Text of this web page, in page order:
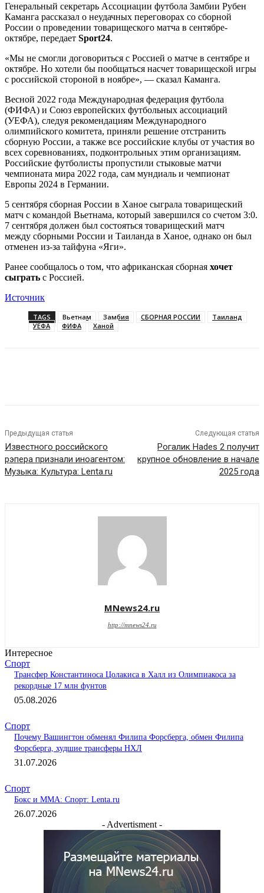
Генеральный секретарь Ассоциации футбола Замбии Рубен
Каманга рассказал о неудачных переговорах со сборной
России о проведении товарищеского матча в сентябре-
октябре, передает Sport24.
«Мы не смогли договориться с Россией о матче в сентябре и
октябре. Но хотели бы пообщаться насчет товарищеской игры
с российской стороной в ноябре», — сказал Каманга.
Весной 2022 года Международная федерация футбола
(ФИФА) и Союз европейских футбольных ассоциаций
(УЕФА), следуя рекомендациям Международного
олимпийского комитета, приняли решение отстранить
сборную России, а также все российские клубы от участия во
всех соревнованиях, подконтрольных этим организациям.
Российские футболисты пропустили стыковые матчи
чемпионата мира 2022 года, сам мундиаль и чемпионат
Европы 2024 в Германии.
5 сентября сборная России в Ханое сыграла товарищеский
матч с командой Вьетнама, который завершился со счетом 3:0.
7 сентября должен был состояться товарищеский матч
между сборными России и Таиланда в Ханое, однако он был
отменен из-за тайфуна «Яги».
Ранее сообщалось о том, что африканская сборная хочет
сыграть с Россией.
Источник
TAGS Вьетнам Замбия СБОРНАЯ РОССИИ
Таиланд
УЕФА
ФИФА Ханой
Предыдущая статья
Известного российского
рэпера признали иноагентом:
Музыка: Культура: Lenta.ru
Следующая статья
Рогалик Hades 2 получит
крупное обновление в начале
2025 года
MNews24.ru
http://mnews24.ru
Интересное
Спорт
Трансфер Константиноса Цолакиса в Халл из Олимпиакоса за
рекордные 17 млн фунтов
05.08.2026
Спорт
Почему Вашингтон обменял Филипа Форсберга, обмен Филипа
Форсберга, худшие трансферы НХЛ
31.07.2026
Спорт
Бокс и ММА: Спорт: Lenta.ru
26.07.2026
- Advertisment -